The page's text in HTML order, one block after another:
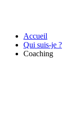
Accueil
Qui suis-je ?
Coaching